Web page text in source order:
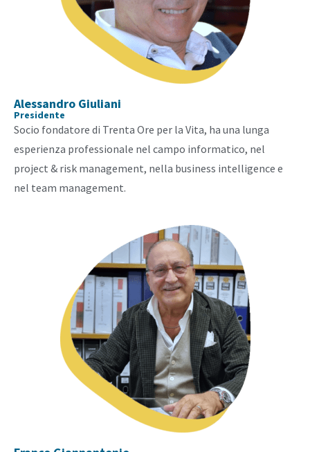
Alessandro Giuliani
Presidente
Socio fondatore di Trenta Ore per la Vita, ha una lunga
esperienza professionale nel campo informatico, nel
project & risk management, nella business intelligence e
nel team management.